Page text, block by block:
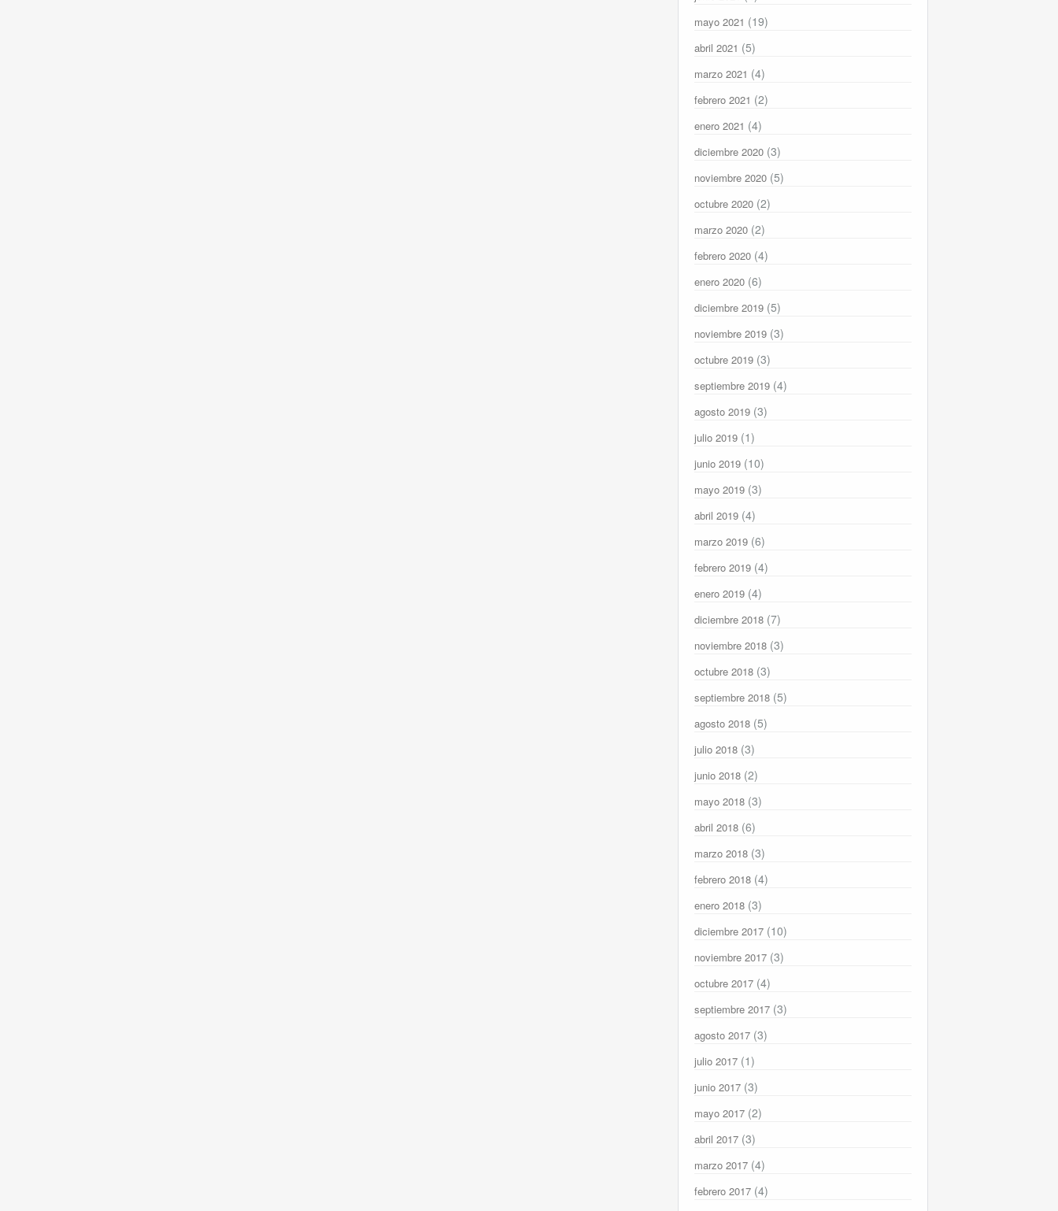
mayo 2021 (19)
abril 2021 (5)
marzo 2021 (4)
febrero 2021 (2)
enero 2021 (4)
diciembre 2020 (3)
noviembre 2020 (5)
octubre 2020 (2)
marzo 2020 (2)
febrero 2020 (4)
enero 2020 (6)
diciembre 2019 (5)
noviembre 2019 (3)
octubre 2019 (3)
septiembre 2019 (4)
agosto 2019 (3)
julio 2019 (1)
junio 2019 (10)
mayo 2019 (3)
abril 2019 (4)
marzo 2019 (6)
febrero 2019 (4)
enero 2019 (4)
diciembre 2018 (7)
noviembre 2018 (3)
octubre 2018 (3)
septiembre 2018 (5)
agosto 2018 (5)
julio 2018 (3)
junio 2018 (2)
mayo 2018 (3)
abril 2018 (6)
marzo 2018 (3)
febrero 2018 (4)
enero 2018 (3)
diciembre 2017 (10)
noviembre 2017 (3)
octubre 2017 (4)
septiembre 2017 (3)
agosto 2017 (3)
julio 2017 (1)
junio 2017 (3)
mayo 2017 (2)
abril 2017 (3)
marzo 2017 (4)
febrero 2017 (4)